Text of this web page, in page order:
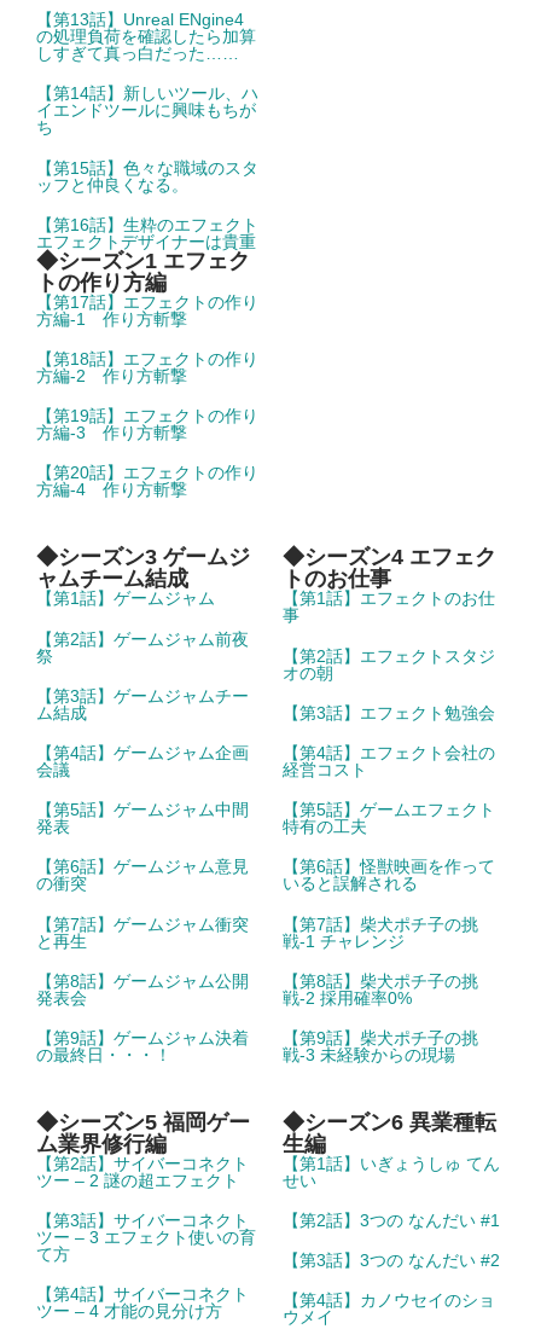
【第13話】Unreal ENgine4
の処理負荷を確認したら加算
しすぎて真っ白だった……
【第14話】新しいツール、ハ
イエンドツールに興味もちが
ち
【第15話】色々な職域のスタ
ッフと仲良くなる。
【第16話】生粋のエフェクト
エフェクトデザイナーは貴重
◆シーズン1 エフェク
トの作り方編
【第17話】エフェクトの作り
方編-1 作り方斬撃
【第18話】エフェクトの作り
方編-2 作り方斬撃
【第19話】エフェクトの作り
方編-3 作り方斬撃
【第20話】エフェクトの作り
方編-4 作り方斬撃
◆シーズン3 ゲームジ
ャムチーム結成
【第1話】ゲームジャム
【第2話】ゲームジャム前夜
祭
【第3話】ゲームジャムチー
ム結成
【第4話】ゲームジャム企画
会議
【第5話】ゲームジャム中間
発表
【第6話】ゲームジャム意見
の衝突
【第7話】ゲームジャム衝突
と再生
【第8話】ゲームジャム公開
発表会
【第9話】ゲームジャム決着
の最終日・・・！
◆シーズン4 エフェク
トのお仕事
【第1話】エフェクトのお仕
事
【第2話】エフェクトスタジ
オの朝
【第3話】エフェクト勉強会
【第4話】エフェクト会社の
経営コスト
【第5話】ゲームエフェクト
特有の工夫
【第6話】怪獣映画を作って
いると誤解される
【第7話】柴犬ポチ子の挑
戦-1 チャレンジ
【第8話】柴犬ポチ子の挑
戦-2 採用確率0%
【第9話】柴犬ポチ子の挑
戦-3 未経験からの現場
◆シーズン5 福岡ゲー
ム業界修行編
【第2話】サイバーコネクト
ツー – 2 謎の超エフェクト
【第3話】サイバーコネクト
ツー – 3 エフェクト使いの育
て方
【第4話】サイバーコネクト
ツー – 4 才能の見分け方
◆シーズン6 異業種転
生編
【第1話】いぎょうしゅ てん
せい
【第2話】3つの なんだい #1
【第3話】3つの なんだい #2
【第4話】カノウセイのショ
ウメイ